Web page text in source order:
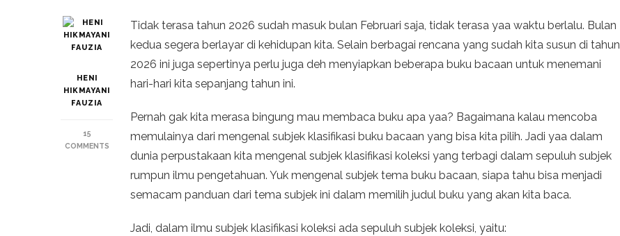
HENI
HIKMAYANI
FAUZIA
15
COMMENTSON
KLASIFIKASI
Tidak terasa tahun 2026 sudah masuk bulan Februari saja, tidak terasa yaa waktu berlalu. Bulan
kedua segera berlayar di kehidupan kita. Selain berbagai rencana yang sudah kita susun di tahun
2026 ini juga sepertinya perlu juga deh menyiapkan beberapa buku bacaan untuk menemani
hari-hari kita sepanjang tahun ini.
Pernah gak kita merasa bingung mau membaca buku apa yaa? Bagaimana kalau mencoba
memulainya dari mengenal subjek klasifikasi buku bacaan yang bisa kita pilih. Jadi yaa dalam
dunia perpustakaan kita mengenal subjek klasifikasi koleksi yang terbagi dalam sepuluh subjek
rumpun ilmu pengetahuan. Yuk mengenal subjek tema buku bacaan, siapa tahu bisa menjadi
semacam panduan dari tema subjek ini dalam memilih judul buku yang akan kita baca.
Jadi, dalam ilmu subjek klasifikasi koleksi ada sepuluh subjek koleksi, yaitu: